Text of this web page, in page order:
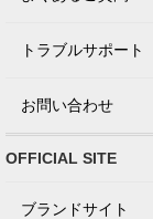
トラブルサポート
お問い合わせ
OFFICIAL SITE
ブランドサイト